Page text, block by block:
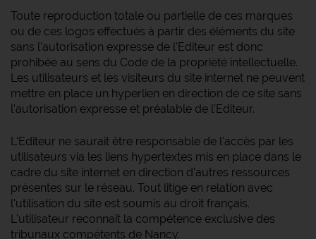
Toute reproduction totale ou partielle de ces marques
ou de ces logos effectués à partir des éléments du site
sans l'autorisation expresse de l'Editeur est donc
prohibée au sens du Code de la propriété intellectuelle.
Les utilisateurs et les visiteurs du site internet ne peuvent
mettre en place un hyperlien en direction de ce site sans
l'autorisation expresse et préalable de l'Editeur.
L'Editeur ne saurait être responsable de l'accès par les
utilisateurs via les liens hypertextes mis en place dans le
cadre du site internet en direction d'autres ressources
présentes sur le réseau. Tout litige en relation avec
l'utilisation du site est soumis au droit français.
L'utilisateur reconnaît la compétence exclusive des
tribunaux compétents de Nancy.